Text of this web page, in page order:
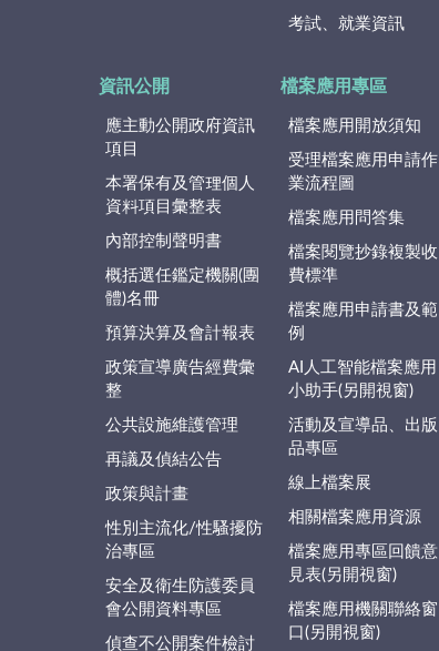
考試、就業資訊
資訊公開
應主動公開政府資訊
項目
本署保有及管理個人
資料項目彙整表
內部控制聲明書
概括選任鑑定機關(團
體)名冊
預算決算及會計報表
政策宣導廣告經費彙
整
公共設施維護管理
再議及偵結公告
政策與計畫
性別主流化/性騷擾防
治專區
安全及衛生防護委員
會公開資料專區
偵查不公開案件檢討
檔案應用專區
檔案應用開放須知
受理檔案應用申請作
業流程圖
檔案應用問答集
檔案閱覽抄錄複製收
費標準
檔案應用申請書及範
例
AI人工智能檔案應用
小助手(另開視窗)
活動及宣導品、出版
品專區
線上檔案展
相關檔案應用資源
檔案應用專區回饋意
見表(另開視窗)
檔案應用機關聯絡窗
口(另開視窗)